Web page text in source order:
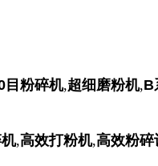
目粉碎机,超细磨粉机,B
,高效打粉机,高效粉碎